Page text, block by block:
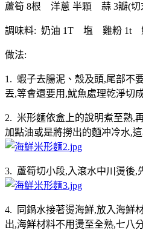
蘆筍 8根 洋蔥 半顆 蒜 3瓣(
調味料: 奶油 1T 塩 雞粉 1t
做法:
1. 蝦子去腸泥、殼及頭,尾部不
丟,等會還要用,魷魚處理乾淨切
2. 米形麵依盒上的說明煮至熟,
加點油或是將撈出的麵冲冷水,
3. 蘆筍切小段,入滾水中川燙後,
4. 同鍋水接著燙海鮮,放入海鮮
出,海鮮材料不用燙至全熟,七八